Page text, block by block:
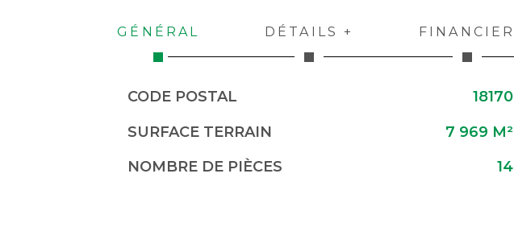
GÉNÉRAL DÉTAILS + FINANCIER
Caractérisque Valeurs
CODE POSTAL 18170
SURFACE TERRAIN
7 969 M²
NOMBRE DE PIÈCES
14